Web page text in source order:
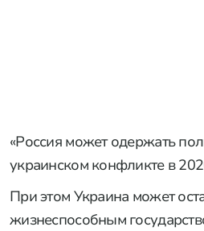
«Россия может одержать
украинском конфликте в
При этом Украина может
жизнеспособным